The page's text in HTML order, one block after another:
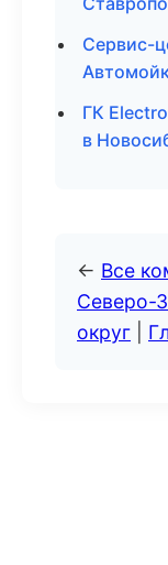
Сервис-
ГК
в
← Все
Северо-
округ